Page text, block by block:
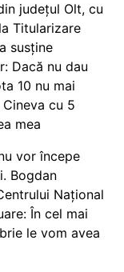
județul Olt, cu
Titularizare
susține
Dacă nu dau
10 nu mai
cu 5
mea
vor începe
Bogdan
Național
În cel mai
le vom avea